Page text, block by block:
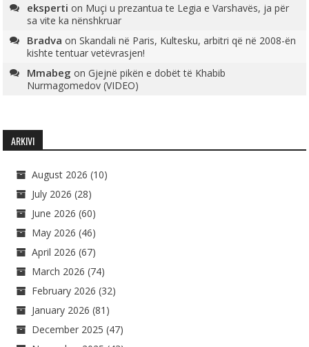
eksperti on Muçi u prezantua te Legia e Varshavës, ja për
sa vite ka nënshkruar
Bradva onSkandali në Paris, Kultesku, arbitri që në 2008-ën
kishte tentuar vetëvrasjen!
Mmabeg onGjejnë pikën e dobët të Khabib
Nurmagomedov (VIDEO)
ARKIVI
August 2026 (10)
July 2026 (28)
June 2026 (60)
May 2026 (46)
April 2026 (67)
March 2026 (74)
February 2026 (32)
January 2026 (81)
December 2025 (47)